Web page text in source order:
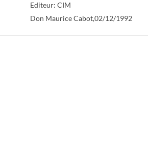
Editeur: CIM
Don Maurice Cabot,02/12/1992